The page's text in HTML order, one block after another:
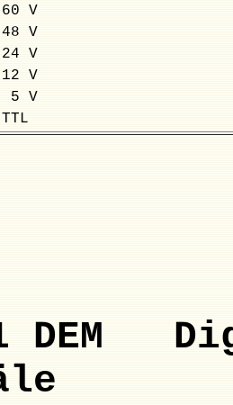
60 V
48 V
24 V
12 V
5 V
TTL
DEM